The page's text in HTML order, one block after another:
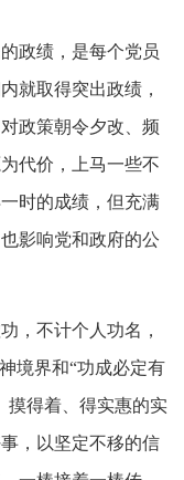
政绩，是每个党员
就取得突出政绩，
政策朝令夕改、频
代价，上马一些不
时的成绩，但充满
影响党和政府的公
，不计个人功名，
境界和“功成必定有
摸得着、得实惠的实
，以坚定不移的信